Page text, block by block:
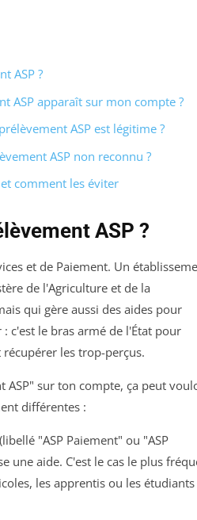
ASP ?
ASP apparaît sur mon compte ?
ASP est légitime ?
ASP non reconnu ?
comment les éviter
ASP ?
et de Paiement. Un
de l'Agriculture et de la
qui gère aussi des aides pour
c'est le bras armé de l'État pour
les trop-perçus.
ASP" sur ton compte, ça peut
différentes :
(libellé "ASP Paiement" ou "ASP
une aide. C'est le cas le plus
les apprentis ou les étudiants